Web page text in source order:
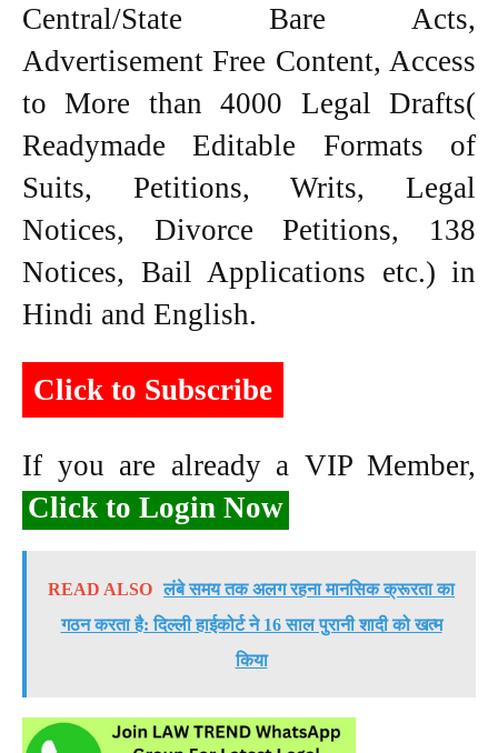
Central/State Bare Acts,
Advertisement Free Content, Access
to More than 4000 Legal Drafts(
Readymade Editable Formats of
Suits, Petitions, Writs, Legal
Notices, Divorce Petitions, 138
Notices, Bail Applications etc.) in
Hindi and English.
Click to Subscribe
If you are already a VIP Member,
Click to Login Now
READ ALSO लंबे समय तक अलग रहना मानसिक क्रूरता का
गठन करता है: दिल्ली हाईकोर्ट ने 16 साल पुरानी शादी को खत्म
किया